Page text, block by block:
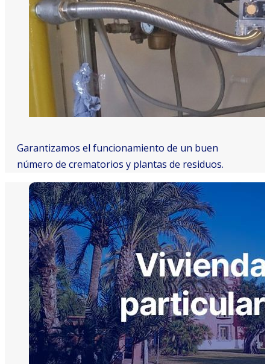
Garantizamos el funcionamiento de un buen
número de crematorios y plantas de residuos.